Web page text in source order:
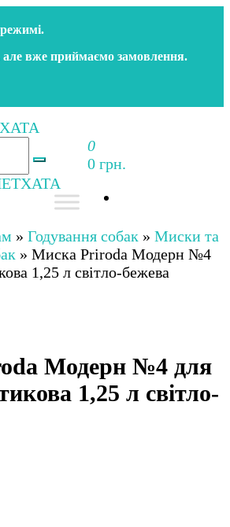
вже приймаємо замовлення.
та котів | Корм, іграшки,
за тваринами. Доставка по
0
0 грн.
за тваринами. Доставка по
» Годування собак » Миски та
» Миска Priroda Модерн №4
1,25 л світло-бежева
Модерн №4 для
1,25 л світло-